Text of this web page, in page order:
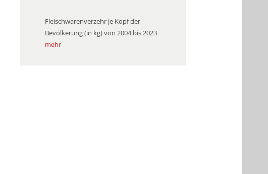
Fleischwarenverzehr je Kopf der
Bevölkerung (in kg) von 2004 bis 2023
mehr